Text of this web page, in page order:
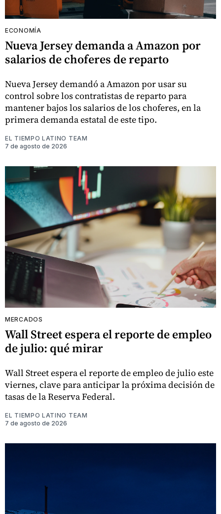
ECONOMÍA
Nueva Jersey demanda a Amazon por
salarios de choferes de reparto
Nueva Jersey demandó a Amazon por usar su
control sobre los contratistas de reparto para
mantener bajos los salarios de los choferes, en la
primera demanda estatal de este tipo.
EL TIEMPO LATINO TEAM
7 de agosto de 2026
MERCADOS
Wall Street espera el reporte de empleo
de julio: qué mirar
Wall Street espera el reporte de empleo de julio este
viernes, clave para anticipar la próxima decisión de
tasas de la Reserva Federal.
EL TIEMPO LATINO TEAM
7 de agosto de 2026